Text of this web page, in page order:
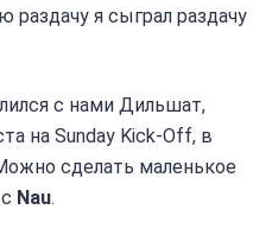
раздачу я сыграл раздачу
с нами Дильшат,
на Sunday Kick-Off, в
сделать маленькое
Nau.